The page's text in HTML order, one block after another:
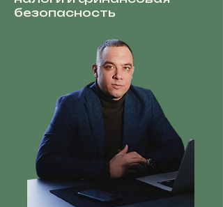
безопасность